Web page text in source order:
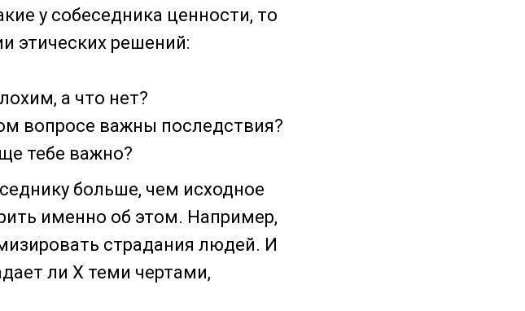
у собеседника ценности, то
этических решений:
а что нет?
вопросе важны последствия?
тебе важно?
больше, чем исходное
именно об этом. Например,
страдания людей. И
ли Х теми чертами,